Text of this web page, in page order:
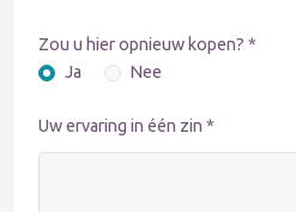
Zou u hier opnieuw kopen? *
Ja
Nee
Uw ervaring in één zin *